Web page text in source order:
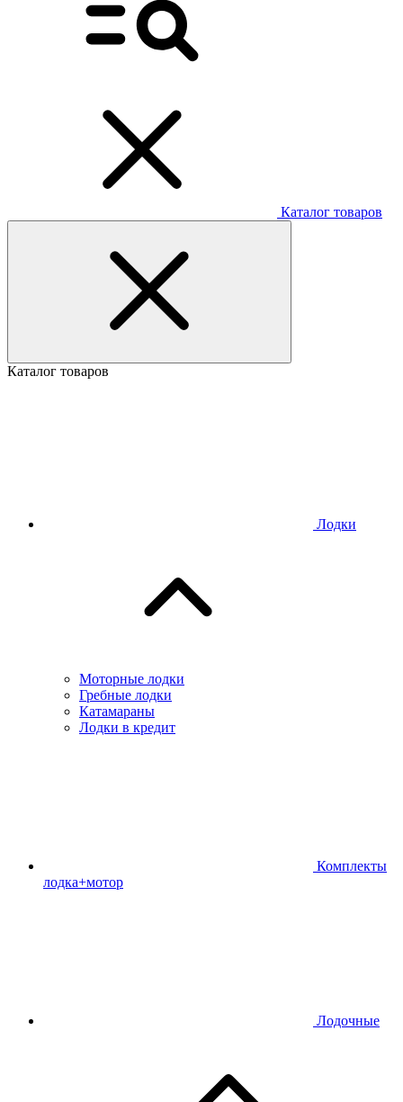
Каталог товаров
Каталог товаров
Лодки
Моторные лодки
Гребные лодки
Катамараны
Лодки в кредит
Комплекты
лодка+мотор
Лодочные